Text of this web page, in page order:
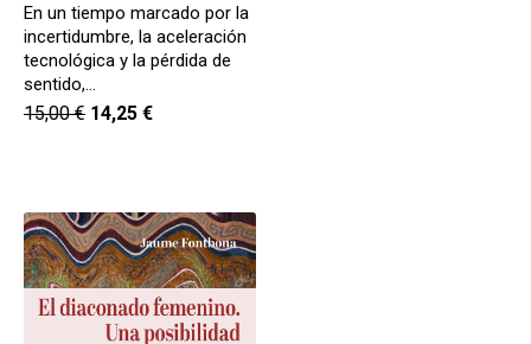
En un tiempo marcado por la
incertidumbre, la aceleración
tecnológica y la pérdida de
sentido,…
15,00€ 14,25 €